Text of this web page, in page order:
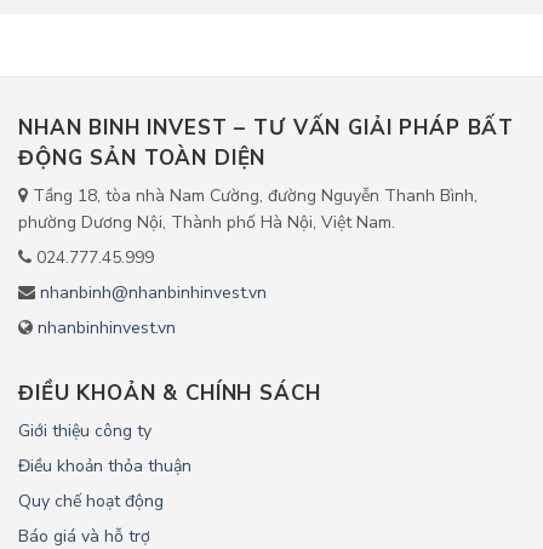
NHAN BINH INVEST – TƯ VẤN GIẢI PHÁP BẤT
ĐỘNG SẢN TOÀN DIỆN
Tầng 18, tòa nhà Nam Cường, đường Nguyễn Thanh Bình,
phường Dương Nội, Thành phố Hà Nội, Việt Nam.
024.777.45.999
nhanbinh@nhanbinhinvest.vn
nhanbinhinvest.vn
ĐIỀU KHOẢN & CHÍNH SÁCH
Giới thiệu công ty
Điều khoản thỏa thuận
Quy chế hoạt động
Báo giá và hỗ trợ